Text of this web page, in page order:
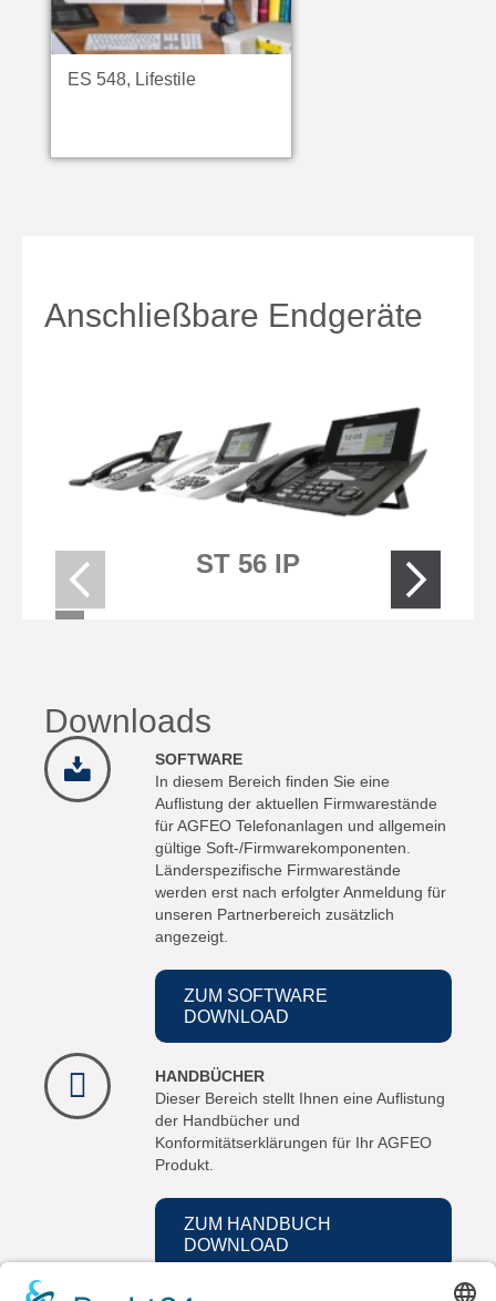
ES 548, Lifestile
Anschließbare Endgeräte
ST 56 IP
Downloads
SOFTWARE
In diesem Bereich finden Sie eine
Auflistung der aktuellen Firmwarestände
für AGFEO Telefonanlagen und allgemein
gültige Soft-/Firmwarekomponenten.
Länderspezifische Firmwarestände
werden erst nach erfolgter Anmeldung für
unseren Partnerbereich zusätzlich
angezeigt.
ZUM SOFTWARE
DOWNLOAD
HANDBÜCHER
Dieser Bereich stellt Ihnen eine Auflistung
der Handbücher und
Konformitätserklärungen für Ihr AGFEO
Produkt.
ZUM HANDBUCH
DOWNLOAD